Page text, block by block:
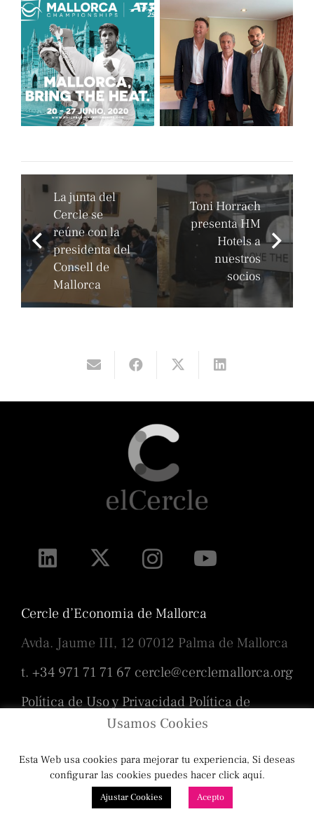
La junta del
Cercle se
reúne con la
presidenta del
Consell de
Mallorca
Toni Horrach
presenta HM
Hotels a
nuestros
socios
Cercle d’Economia de Mallorca
Avda. Jaume III, 12 07012 Palma de Mallorca
t. +34 971 71 71 67 cercle@cerclemallorca.org
Política de Uso y Privacidad Política de
DiseñoToni Borrás/ Programación
Usamos Cookies
Esta Web usa cookies para mejorar tu experiencia, Si deseas
configurar las cookies puedes hacer click aquí.
Ajustar Cookies Acepto